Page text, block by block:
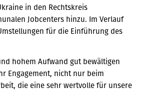
in den Rechtskreis
Jobcenters hinzu. Im Verlauf
für die Einführung des
hohem Aufwand gut bewältigen
Engagement, nicht nur beim
die eine sehr wertvolle für unsere